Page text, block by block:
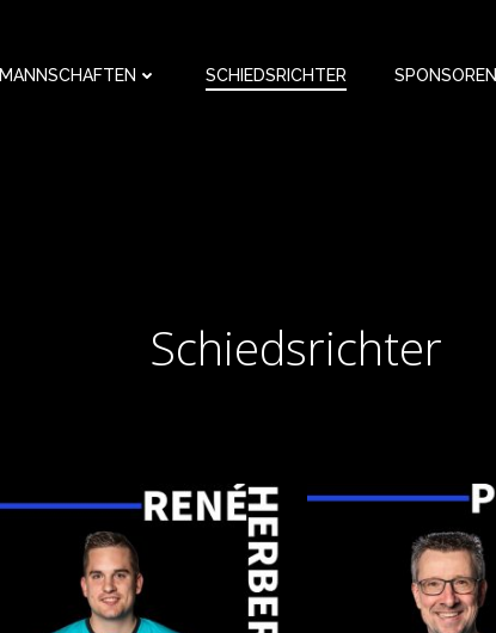
MANNSCHAFTEN SCHIEDSRICHTER SPONSOREN
Schiedsrichter